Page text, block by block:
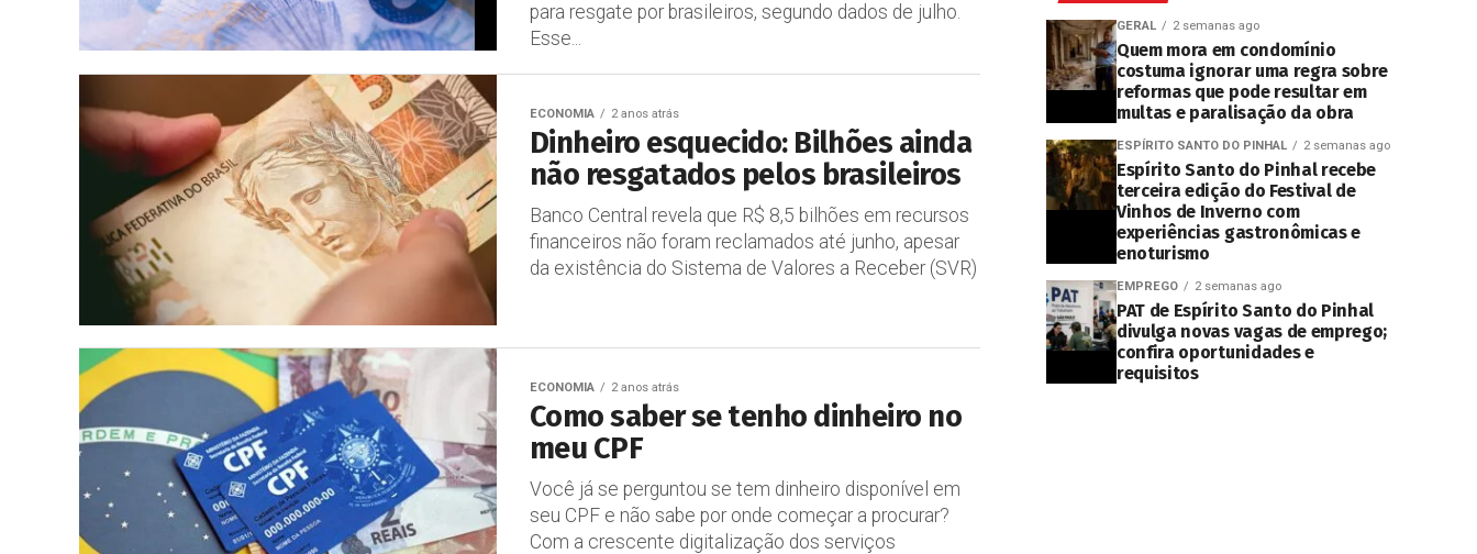
para resgate por brasileiros, segundo dados de julho.
Esse...
ECONOMIA 2 anos atrás
Dinheiro esquecido: Bilhões ainda
não resgatados pelos brasileiros
Banco Central revela que R$ 8,5 bilhões em recursos
financeiros não foram reclamados até junho, apesar
da existência do Sistema de Valores a Receber (SVR)
ECONOMIA 2 anos atrás
Como saber se tenho dinheiro no
meu CPF
Você já se perguntou se tem dinheiro disponível em
seu CPF e não sabe por onde começar a procurar?
Com a crescente digitalização dos serviços
GERAL 2 semanas ago
Quem mora em condomínio
costuma ignorar uma regra sobre
reformas que pode resultar em
multas e paralisação da obra
ESPÍRITO SANTO DO PINHAL 2 semanas ago
Espírito Santo do Pinhal recebe
terceira edição do Festival de
Vinhos de Inverno com
experiências gastronômicas e
enoturismo
EMPREGO 2 semanas ago
PAT de Espírito Santo do Pinhal
divulga novas vagas de emprego;
confira oportunidades e
requisitos